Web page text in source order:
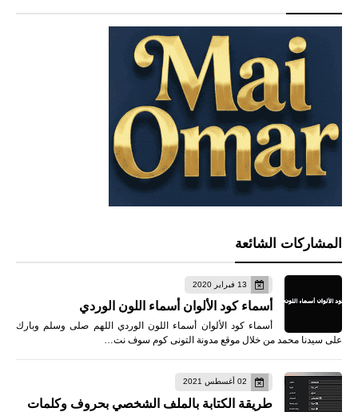
المشاركات الشائعة
13 فبراير 2020
أسماء كود الألوان أسماء اللون الوردي
أسماء كود الألوان أسماء اللون الوردي اللهم صلى وسلم وبارك
على سيدنا محمد من خلال موقع مدونة التونى كوم سوف نت…
02 أغسطس 2021
طريقة الكتابة بالملف الشخصي بحروف وكلمات